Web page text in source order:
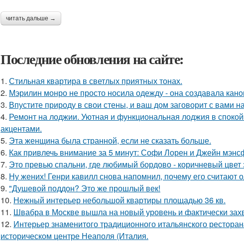
читать дальше →
Последние обновления на сайте:
1. Стильная квартира в светлых приятных тонах.
2. Мэрилин монро не просто носила одежду - она создавала
3. Впустите природу в свои стены, и ваш дом заговорит с вами
4. Ремонт на лоджии. Уютная и функциональная лоджия в
акцентами.
5. Эта женщина была странной, если не сказать больше.
6. Как привлечь внимание за 5 минут: Софи Лорен и Джейн
7. Это превью спальни, где любимый бордово - коричневый цвет
8. Ну жених! Генри кавилл снова напомнил, почему его считают
9. "Душевой поддон? Это же прошлый век!
10. Нежный интерьер небольшой квартиры площадью 36 кв.
11. Швабра в Москве вышла на новый уровень и фактически
12. Интерьер знаменитого традиционного итальянского
историческом центре Неаполя (Италия.